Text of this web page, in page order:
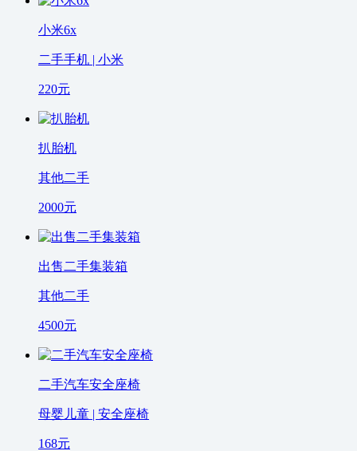
小米6x
二手手机 | 小米
220元
扒胎机
其他二手
2000元
出售二手集装箱
其他二手
4500元
二手汽车安全座椅
母婴儿童 | 安全座椅
168元